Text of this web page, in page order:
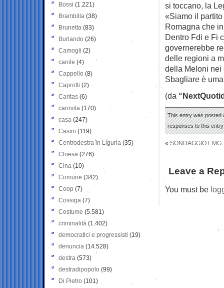
si toccano, la
«Siamo il
Romagna che
Dentro Fdi e Fi
governerebbe
delle regioni a
della Meloni nei
Sbagliare è
(da
This entry was posted
responses to this
« SONDAGGIO
Leave a
You must be
Bossi (1.221)
Brambilla (38)
Brunetta (83)
Burlando (26)
Camogli (2)
canile (4)
Cappello (8)
Caprotti (2)
Caritas (6)
carovita (170)
casa (247)
Casini (119)
Centrodestra in Liguria (35)
Chiesa (276)
Cina (10)
Comune (342)
Coop (7)
Cossiga (7)
Costume (5.581)
criminalità (1.402)
democratici e progressisti (19)
denuncia (14.528)
destra (573)
destradipopolo (99)
Di Pietro (101)